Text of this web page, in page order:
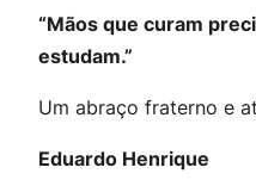
“Mãos que curam
estudam.”
Um abraço fraterno e
Eduardo Henrique